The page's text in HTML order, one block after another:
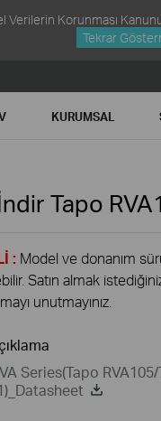
Korunması
Tekrar
KURUMSAL
Tapo
: Model ve donanım
Satın almak
unutmayınız.
Series(Tapo